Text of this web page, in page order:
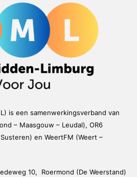
is een samenwerkingsverband van
– Maasgouw – Leudal), OR6
en WeertFM (Weert –
10, Roermond (De Weerstand)